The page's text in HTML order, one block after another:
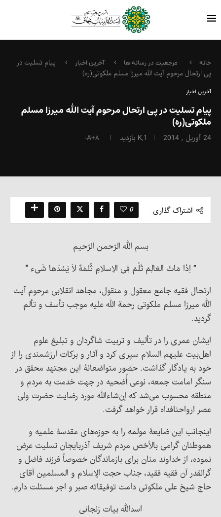
خانه مرجعیت در رسانه ها آخرین اخبار
پیام تسلیت در
پی ارتحال مرحوم آیت الله میرزا مسلم ملکوتی(ره)
آخرین اخبار
پیام تسلیت در پی ارتحال مرحوم آیت الله میرزا مسلم
ملکوتی(ره)
24 آوریل , 2014 1,K بازدید A+A-
اشتراک گذاری 0
بسم الله الرّحمن الرّحیم
” اِذَا مَاتَ العَالِمَ ثَلُمَ فِی الاِسلامِ ثُلمَهٌ لاَ یَسُدّها شَیء “
ارتحال فقیه جامع معقول و منقول، مجاهد انقلابی مرحوم آیت
الله میرزا مسلم ملکوتی رحمة الله علیه موجب تأسف و تألم
گردید.
ایشان عمری را در تألیف و تربیت شاگردان و تبلیغ علوم
اهل‌بیت علیهم السلام سپری کرد و آثار و برکات ارزشمندی را از
خود به یادگار گذاشت. حضور متواضعانۀ این مجتهد محقق در
سنگر امامت جمعه، نوعی أُضحیه در جهت خدمت به مردم و
منطقه محسوب می‌شد که إن‌شاء‌الله مورد رضایت حضرت ولی
عصر ارواحنافداه قرار خواهد گرفت.
اینجانب این ضایعۀ مولمه را به حوزه‌های مقدسۀ علمیه و
هموطنان گرامی بالأخص مردم شریف آذربایجان تسلیت عرض
نموده، از خداوند منان برای بازماندگان خصوصاً فرزند فاضل و
گرانقدر آن فقیه فقید، جناب حجت الإسلام و المسلمین آقای
حاج شیخ علی ملکوتی دامت توفیقاته صبر و اجر مسئلت دارم.
اسدالله بیات زنجانی